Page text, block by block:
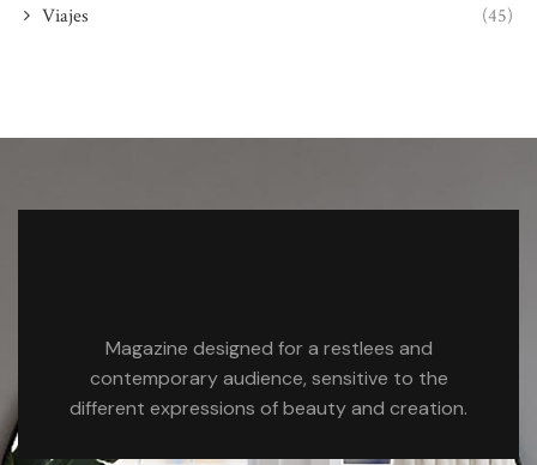
Viajes (45)
Magazine designed for a restlees and
contemporary audience, sensitive to the
different expressions of beauty and creation.